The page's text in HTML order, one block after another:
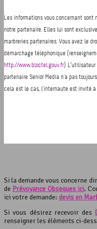
Si la demande vous concerne
de Prévoyance Obsèques ici.
ici votre demande: devis en
Si vous désirez recevoir des
renseigner les éléments ci-